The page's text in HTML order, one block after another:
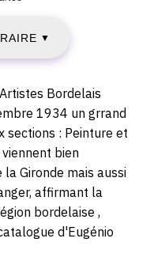
▼
Bordelais
1934 un grrand
sections : Peinture et
bien
Gironde mais aussi
affirmant la
bordelaise ,
d'Eugénio